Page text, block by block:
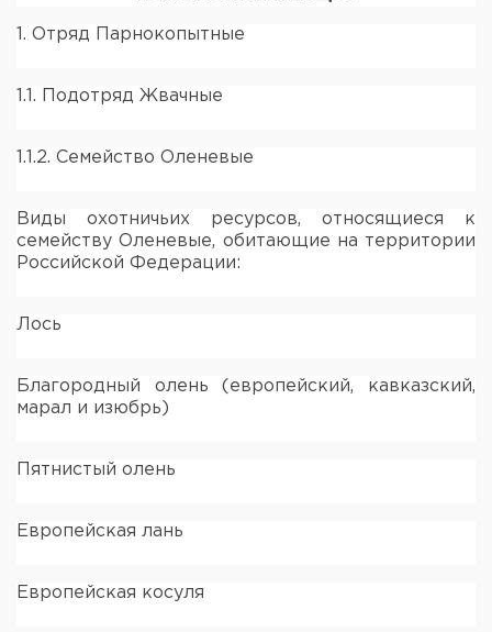
1. Отряд Парнокопытные
1.1. Подотряд Жвачные
1.1.2. Семейство Оленевые
Виды охотничьих ресурсов, относящиеся к
семейству Оленевые, обитающие на территории
Российской Федерации:
Лось
Благородный олень (европейский, кавказский,
марал и изюбрь)
Пятнистый олень
Европейская лань
Европейская косуля